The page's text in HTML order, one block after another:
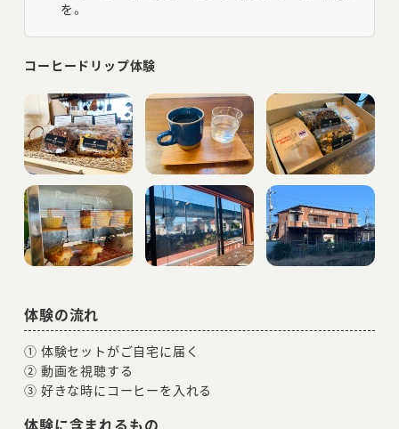
を。
コーヒードリップ体験
体験の流れ
① 体験セットがご自宅に届く
② 動画を視聴する
③ 好きな時にコーヒーを入れる
体験に含まれるもの